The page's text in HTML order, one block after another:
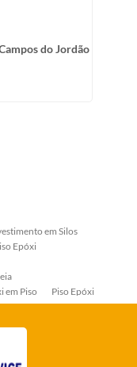
do Jordão
em Silos
Epóxi
em Piso
Piso Epóxi
em Serpentinas
Calor